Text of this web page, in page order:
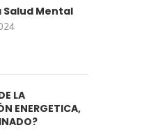
Salud Mental
LA
ENERGETICA,